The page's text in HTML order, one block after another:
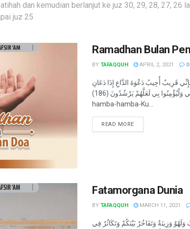
dan kemudian berlanjut ke juz 30, 29, 28, 27, 26
juz 25
Ramadhan Bulan
BY TAFAQQUH APRIL 2, 2021 0
قَرِيبٌ أُجِيبُ دَعْوَةَ الدَّاعِ إِذَا دَعَانِ
فَلْيَسْتَجِيبُوا لِي وَلْيُؤْمِنُوا بِي لَعَلَّهُمْ يَرْشُدُونَ (186)Dan apabila
hamba-hamba-Ku...
READ MORE
Fatamorgana Dunia
BY TAFAQQUH MARCH 11, 2021
وَلَهْوٌ وَزِينَةٌ وَتَفَاخُرٌ بَيْنَكُمْ وَتَكَاثُرٌ فِي